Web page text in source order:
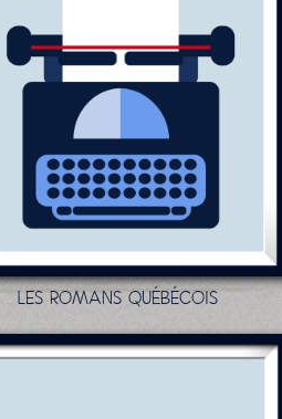
LES ROMANS QUÉBÉCOIS